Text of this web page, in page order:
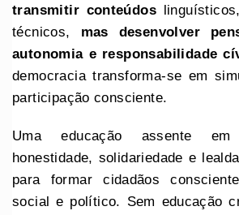
transmitir conteúdos
técnicos, mas desenvolver
autonomia e responsabilidade
democracia transforma-se em
participação consciente.
Uma educação assente
honestidade, solidariedade e
para formar cidadãos
social e político. Sem educação